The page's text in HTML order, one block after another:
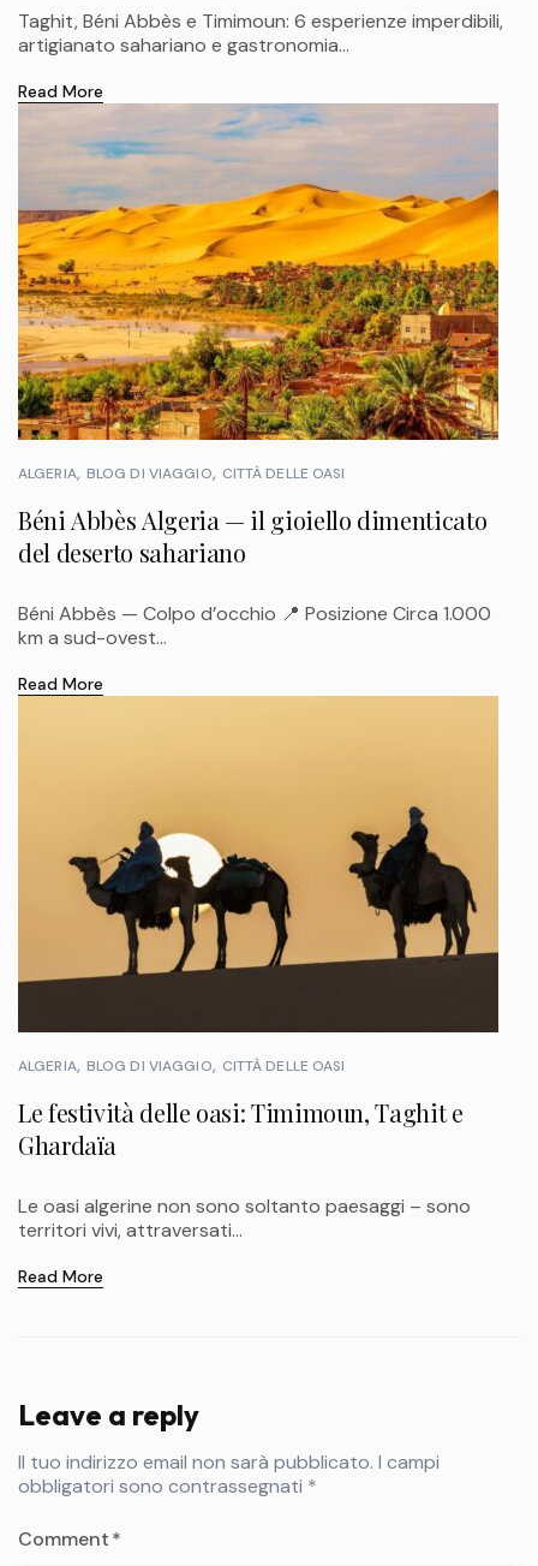
Taghit, Béni Abbès e Timimoun: 6 esperienze imperdibili,
artigianato sahariano e gastronomia...
Read More
ALGERIA BLOG DI VIAGGIO CITTÀ DELLE OASI
Béni Abbès Algeria — il gioiello dimenticato
del deserto sahariano
Béni Abbès — Colpo d’occhio 📍 Posizione Circa 1.000
km a sud-ovest...
Read More
ALGERIA BLOG DI VIAGGIO CITTÀ DELLE OASI
Le festività delle oasi: Timimoun, Taghit e
Ghardaïa
Le oasi algerine non sono soltanto paesaggi – sono
territori vivi, attraversati...
Read More
Leave a reply
Il tuo indirizzo email non sarà pubblicato. I campi
obbligatori sono contrassegnati *
Comment*